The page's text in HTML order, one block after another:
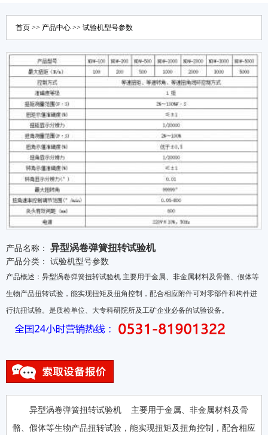
首页 >> 产品中心 >> 试验机型号参数
产品名称： 异型涡卷弹簧扭转试验机
产品分类： 试验机型号参数
产品概述：异型涡卷弹簧扭转试验机 主要用于金属、非金属材料及骨骼、假体等
生物产品扭转试验，能实现扭矩及扭角控制，配合相应附件可对零部件和构件进
行抗扭试验。是质检单位、大专科研院所及工矿企业必备的试验设备。
异型涡卷弹簧扭转试验机 主要用于金属、非金属材料及骨
骼、假体等生物产品扭转试验，能实现扭矩及扭角控制，配合相应